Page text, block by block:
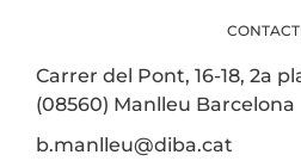
Carrer del Pont, 16-18, 2a
(08560) Manlleu Barcelona
b.manlleu@diba.cat